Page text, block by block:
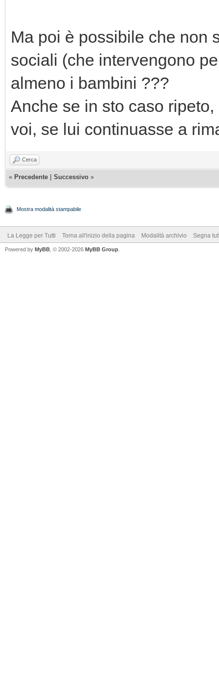
Ma poi è possibile che non
sociali (che intervengono
almeno i bambini ???
Anche se in sto caso
voi, se lui continuasse a
Cerca
« Precedente Successivo »
Mostra modalità stampabile
La Legge per Tutti Torna all'inizio della pagina Modalità archivio Segna
Powered by MyBB , © 2002-2026 MyBB Group